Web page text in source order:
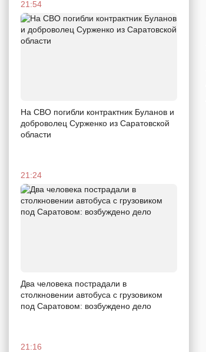
21:54
На СВО погибли контрактник Буланов и
доброволец Сурженко из Саратовской
области
21:24
Два человека пострадали в
столкновении автобуса с грузовиком
под Саратовом: возбуждено дело
21:16